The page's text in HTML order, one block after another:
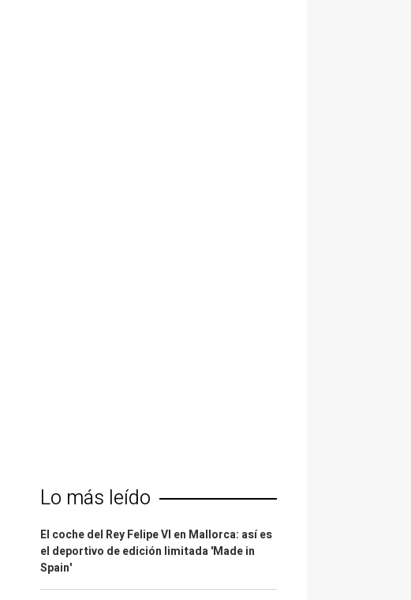
Lo más leído
El coche del Rey Felipe VI en Mallorca: así es
el deportivo de edición limitada 'Made in
Spain'